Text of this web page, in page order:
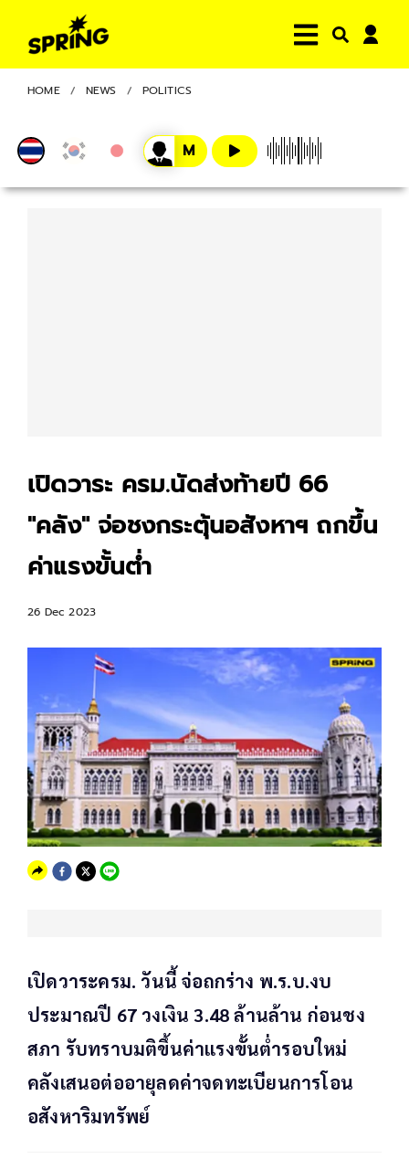
HOME NEWS POLITICS
เปิดวาระ ครม.นัดส่งท้ายปี 66
"คลัง" จ่อชงกระตุ้นอสังหาฯ ถกขึ้น
ค่าแรงขั้นต่ำ
26 Dec 2023
เปิดวาระครม. วันนี้ จ่อถกร่าง พ.ร.บ.งบ
ประมาณปี 67 วงเงิน 3.48 ล้านล้าน ก่อนชง
สภา รับทราบมติขึ้นค่าแรงขั้นต่ำรอบใหม่
คลังเสนอต่ออายุลดค่าจดทะเบียนการโอน
อสังหาริมทรัพย์